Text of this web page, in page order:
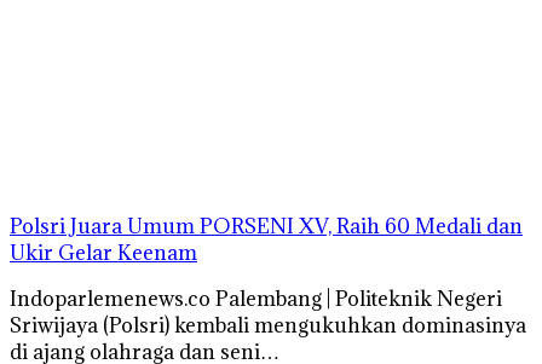
Polsri Juara Umum PORSENI XV, Raih 60 Medali dan
Ukir Gelar Keenam
Indoparlemenews.co Palembang | Politeknik Negeri
Sriwijaya (Polsri) kembali mengukuhkan dominasinya
di ajang olahraga dan seni…